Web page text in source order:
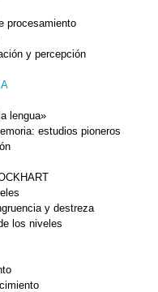
procesamiento
y percepción
lengua»
estudios pioneros
y destreza
los niveles